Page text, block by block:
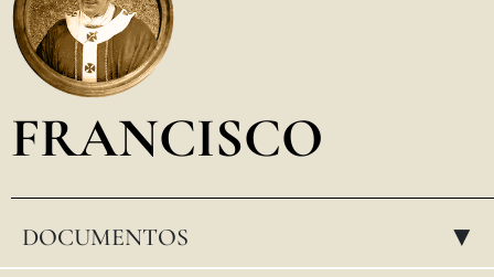
العربيّة
FRANCISCO
DOCUMENTOS ▸